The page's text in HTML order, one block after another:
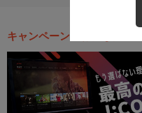
キャンペーン・お得な情報